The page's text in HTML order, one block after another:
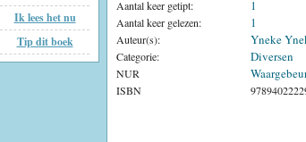
Ik lees het nu
Tip dit boek
Aantal keer getipt: 1
Aantal keer gelezen: 1
Auteur(s): Yneke
Categorie: Diversen
NUR
ISBN